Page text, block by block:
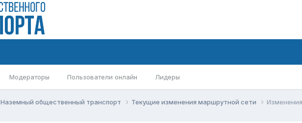
Модераторы Пользователи онлайн Лидеры
Наземный общественный транспорт Текущие изменения маршрутной сети